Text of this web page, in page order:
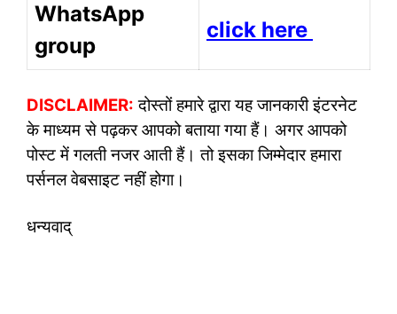
WhatsApp
group
click here
DISCLAIMER: दोस्तों हमारे द्वारा यह जानकारी इंटरनेट
के माध्यम से पढ़कर आपको बताया गया हैं। अगर आपको
पोस्ट में गलती नजर आती हैं। तो इसका जिम्मेदार हमारा
पर्सनल वेबसाइट नहीं होगा।
धन्यवाद्